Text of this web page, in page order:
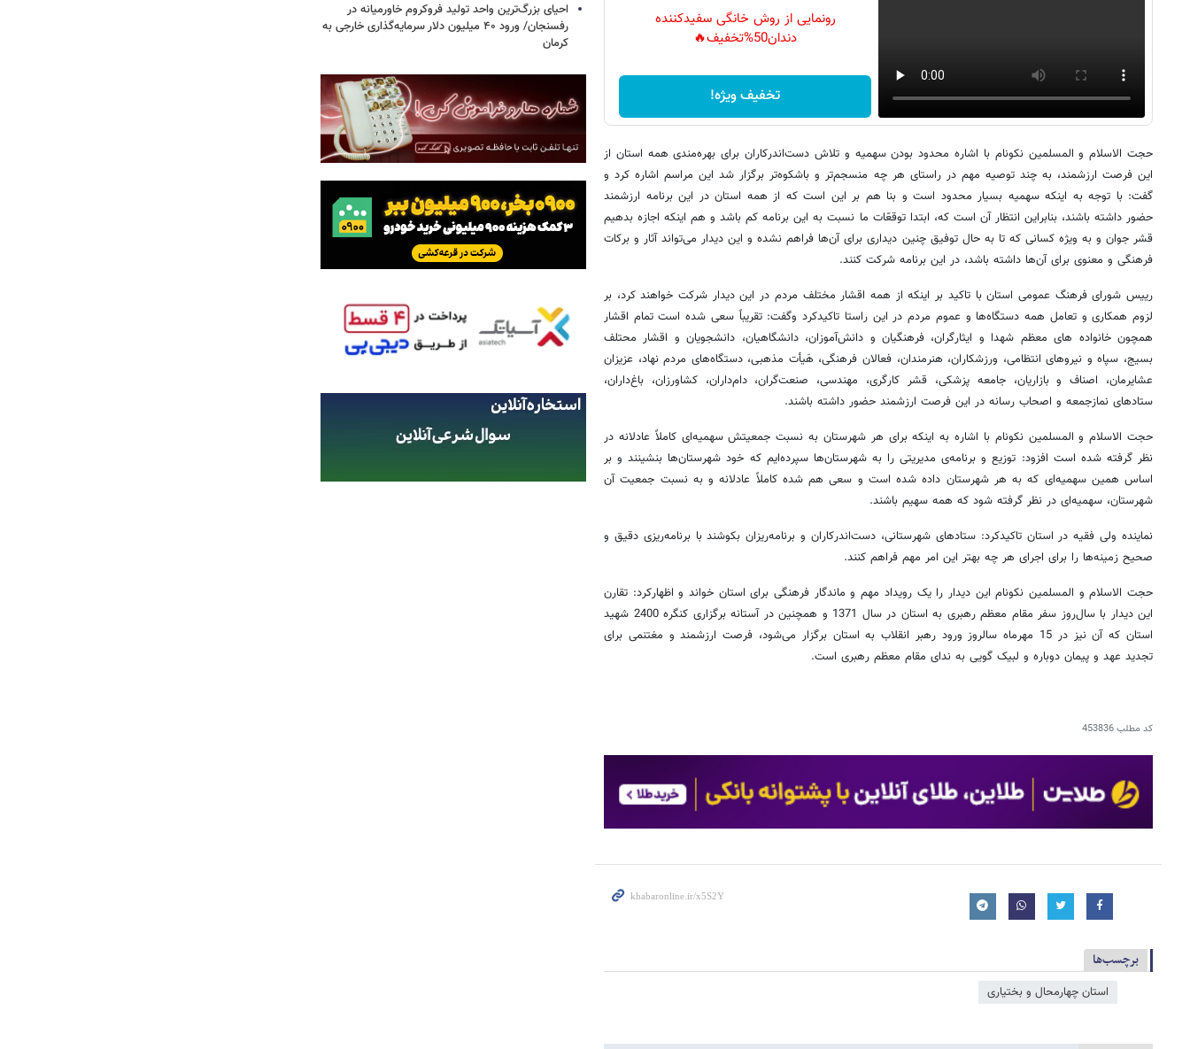
رونمایی از روش خانگی سفیدکننده
دندان50%تخفیف🔥
تخفیف ویژه!
حجت الاسلام و المسلمین نکونام با اشاره محدود بودن سهمیه و تلاش دست‌اندرکاران برای بهره‌مندی همه استان از
این فرصت ارزشمند، به چند توصیه مهم در راستای هر چه منسجم‌تر و باشکوه‌تر برگزار شد این مراسم اشاره کرد و
گفت: با توجه به اینکه سهمیه بسیار محدود است و بنا هم بر این است که از همه استان در این برنامه ارزشمند
حضور داشته باشند، بنابراین انتظار آن است که، ابتدا توقعّات ما نسبت به این برنامه کم باشد و هم اینکه اجازه بدهیم
قشر جوان و به ویژه کسانی که تا به حال توفیق چنین دیداری برای آن‌ها فراهم نشده و این دیدار می‌تواند آثار و برکات
فرهنگی و معنوی برای آن‌ها داشته باشد، در این برنامه شرکت کنند.
رییس شورای فرهنگ عمومی استان با تاکید بر اینکه از همه اقشار مختلف مردم در این دیدار شرکت خواهند کرد، بر
لزوم همکاری و تعامل همه دستگاه‌ها و عموم مردم در این راستا تاکیدکرد وگفت: تقریباً سعی شده است تمام اقشار
همچون خانواده های معظم شهدا و ایثارگران‌، فرهنگیان و دانش‌آموزان، دانشگاهیان، دانشجویان و اقشار محتلف
بسیج، سپاه و نیروهای انتظامی، ورزشکاران، هنرمندان، فعالان فرهنگی، هَیأت مذهبی، دستگاه‌های مردم نهاد، عزیزان
عشایرمان، اصناف و بازاریان، جامعه پزشکی، قشر کارگری، مهندسی، صنعت‌گران، دام‌داران، کشاورزان، باغ‌داران،
ستادهای نمازجمعه و اصحاب رسانه در این فرصت ارزشمند حضور داشته باشند.
حجت الاسلام و المسلمین نکونام با اشاره به اینکه برای هر شهرستان به نسبت جمعیتش سهمیه‌ای کاملاً عادلانه در
نظر گرفته شده است افزود: توزیع و برنامه‌ی مدیریتی را به شهرستان‌ها سپرده‌ایم که خود شهرستان‌ها بنشینند و بر
اساس همین سهمیه‌ای که به هر شهرستان داده شده است و سعی هم شده کاملاً عادلانه و به نسبت جمعیت آن
شهرستان، سهمیه‌ای در نظر گرفته شود که همه سهیم باشند.
نماینده ولی فقیه در استان تاکیدکرد: ستادهای شهرستانی، دست‌اندرکاران و برنامه‌ریزان بکوشند با برنامه‌ریزی دقیق و
صحیح زمینه‌ها را برای اجرای هر چه بهتر این امر مهم فراهم کنند.
حجت الاسلام و المسلمین نکونام این دیدار را یک رویداد مهم و ماندگار فرهنگی برای استان خواند و اظهارکرد: تقارن
این دیدار با سال‌روز سفر مقام معظم رهبری به استان در سال 1371 و همچنین در آستانه برگزاری کنگره 2400 شهید
استان که آن نیز در 15 مهرماه سالروز ورود رهبر انقلاب به استان برگزار می‌شود، فرصت ارزشمند و مغتنمی برای
تجدید عهد و پیمان دوباره و لبیک گویی به ندای مقام معظم رهبری است.
کد مطلب453836
برچسب‌ها
استان چهارمحال و بختیاری
احیای بزرگ‌ترین واحد تولید فروکروم خاورمیانه در
رفسنجان/ ورود ۴۰ میلیون دلار سرمایه‌گذاری خارجی به
کرمان